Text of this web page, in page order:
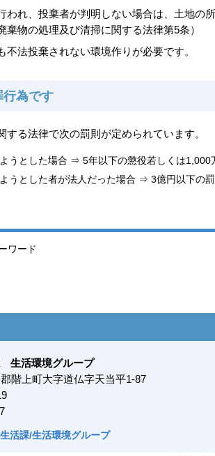
れ、投棄者が判明しない場合は、土地の
物の処理及び清掃に関する法律第5条）
法投棄されない環境作りが必要です。
行為です
る法律で次の罰則が定められています。
うとした場合 ⇒ 5年以下の懲役若しくは1,000
うとした者が法人だった場合 ⇒ 3億円以下の
ワード
生活環境グループ
階上町大字道仏字天当平1-87
活課/生活環境グループ